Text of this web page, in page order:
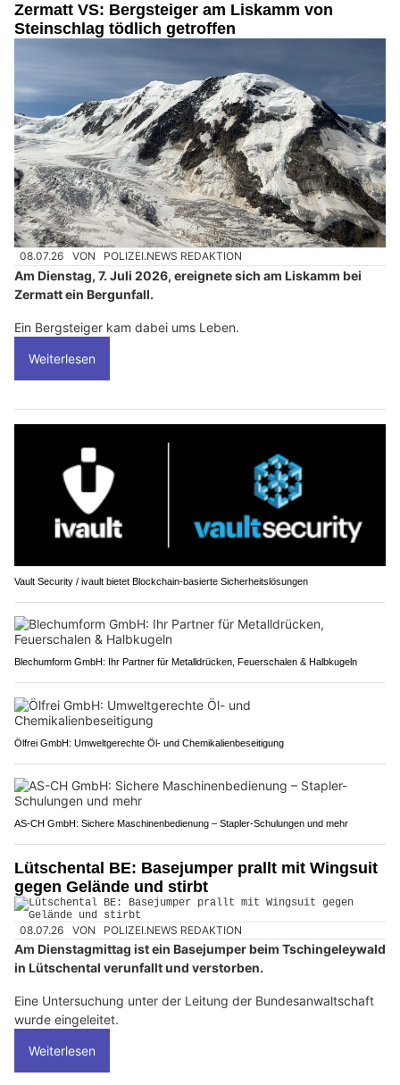
Zermatt VS: Bergsteiger am Liskamm von
Steinschlag tödlich getroffen
08.07.26 VON POLIZEI.NEWS REDAKTION
Am Dienstag, 7. Juli 2026, ereignete sich am Liskamm bei
Zermatt ein Bergunfall.
Ein Bergsteiger kam dabei ums Leben.
Weiterlesen
Vault Security / ivault bietet Blockchain-basierte Sicherheitslösungen
Blechumform GmbH: Ihr Partner für Metalldrücken, Feuerschalen & Halbkugeln
Ölfrei GmbH: Umweltgerechte Öl- und Chemikalienbeseitigung
AS-CH GmbH: Sichere Maschinenbedienung – Stapler-Schulungen und mehr
Lütschental BE: Basejumper prallt mit Wingsuit
gegen Gelände und stirbt
08.07.26 VON POLIZEI.NEWS REDAKTION
Am Dienstagmittag ist ein Basejumper beim Tschingeleywald
in Lütschental verunfallt und verstorben.
Eine Untersuchung unter der Leitung der Bundesanwaltschaft
wurde eingeleitet.
Weiterlesen